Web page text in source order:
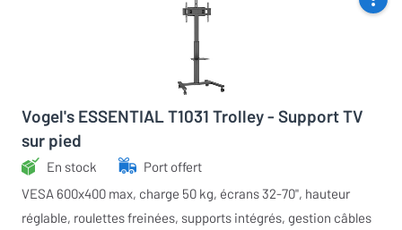
Vogel's ESSENTIAL T1031 Trolley - Support TV
sur pied
En stock
Port offert
VESA 600x400 max, charge 50 kg, écrans 32-70", hauteur
réglable, roulettes freinées, supports intégrés, gestion câbles